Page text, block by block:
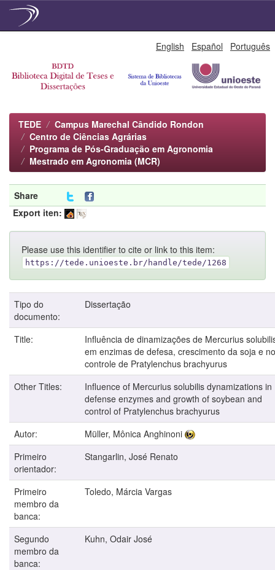
English Español Português
TEDE
Campus Marechal Cândido Rondon
Centro de Ciências Agrárias
Programa de Pós-Graduação em Agronomia
Mestrado em Agronomia (MCR)
Share
Export iten:
Please use this identifier to cite or link to this item:
https://tede.unioeste.br/handle/tede/1268
Tipo do
documento:
Dissertação
Title:
Influência de dinamizações de Mercurius
em enzimas de defesa, crescimento da soja e no
controle de Pratylenchus brachyurus
Other Titles:
Influence of Mercurius solubilis dynamizations in
defense enzymes and growth of soybean and
control of Pratylenchus brachyurus
Autor:
Müller, Mônica Anghinoni
Primeiro
orientador:
Stangarlin, José Renato
Primeiro
membro da
banca:
Toledo, Márcia Vargas
Segundo
membro da
banca:
Kuhn, Odair José